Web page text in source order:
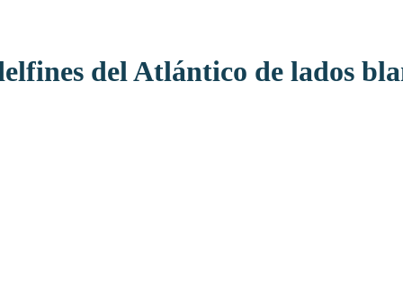
del Atlántico de lados